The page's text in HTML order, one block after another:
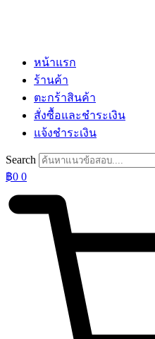
หน้าแรก
ร้านค้า
ตะกร้าสินค้า
สั่งซื้อและชำระเงิน
แจ้งชำระเงิน
Search
฿0 0